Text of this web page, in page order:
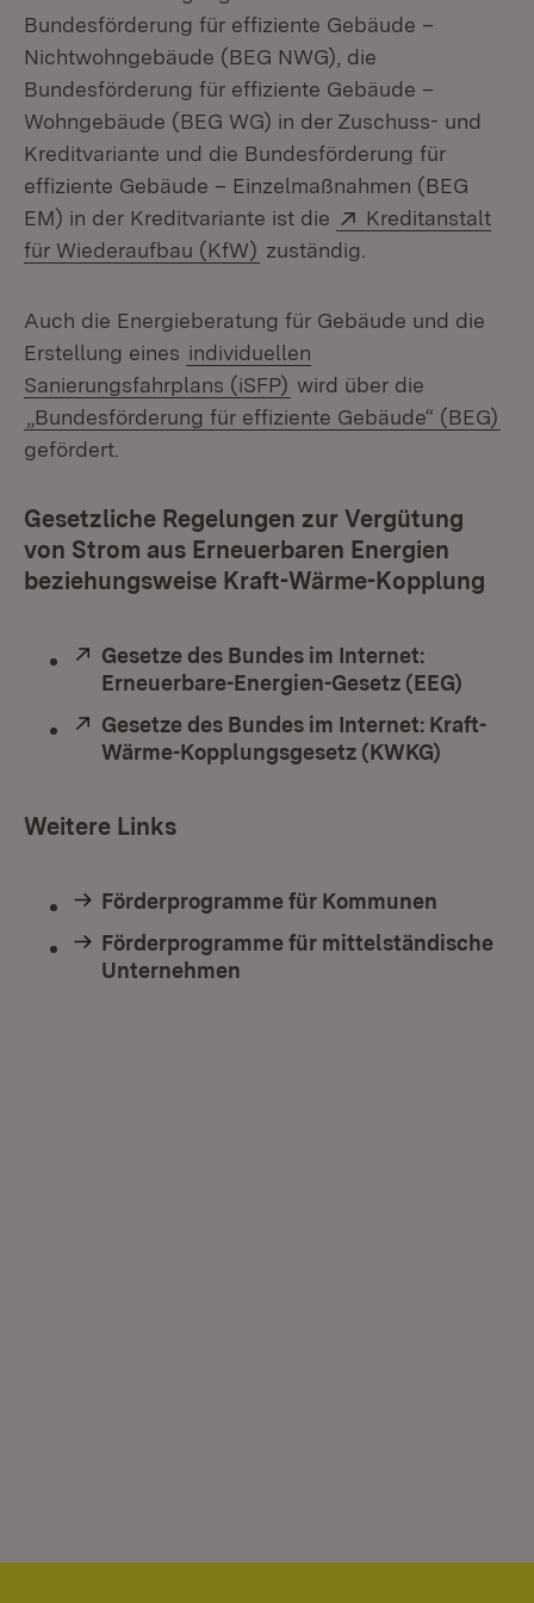
Bundesförderung für effiziente Gebäude –
Nichtwohngebäude (BEG NWG), die
Bundesförderung für effiziente Gebäude –
Wohngebäude (BEG WG) in der Zuschuss- und
Kreditvariante und die Bundesförderung für
effiziente Gebäude – Einzelmaßnahmen (BEG
EM) in der Kreditvariante ist die
Extern:
Kreditanstalt
für Wiederaufbau (KfW) (Öffnet in neuem Fenster)
zuständig.
Auch die Energieberatung für Gebäude und die
Erstellung eines individuellen
Sanierungsfahrplans (iSFP) wird über die
„Bundesförderung für effiziente Gebäude“ (BEG)
gefördert.
Gesetzliche Regelungen zur Vergütung
von Strom aus Erneuerbaren Energien
beziehungsweise Kraft-Wärme-Kopplung
Extern:
Gesetze des Bundes im Internet:
Erneuerbare-Energien-Gesetz (EEG)
Extern:
Gesetze des Bundes im Internet: Kraft-
Wärme-Kopplungsgesetz (KWKG)
Weitere Links
Förderprogramme für Kommunen
Förderprogramme für mittelständische
Unternehmen